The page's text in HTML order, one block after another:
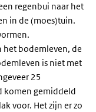
regenbui naar het
in de (moes)tuin.
het bodemleven, de
is niet met
25
komen gemiddeld
voor. Het zijn er zo